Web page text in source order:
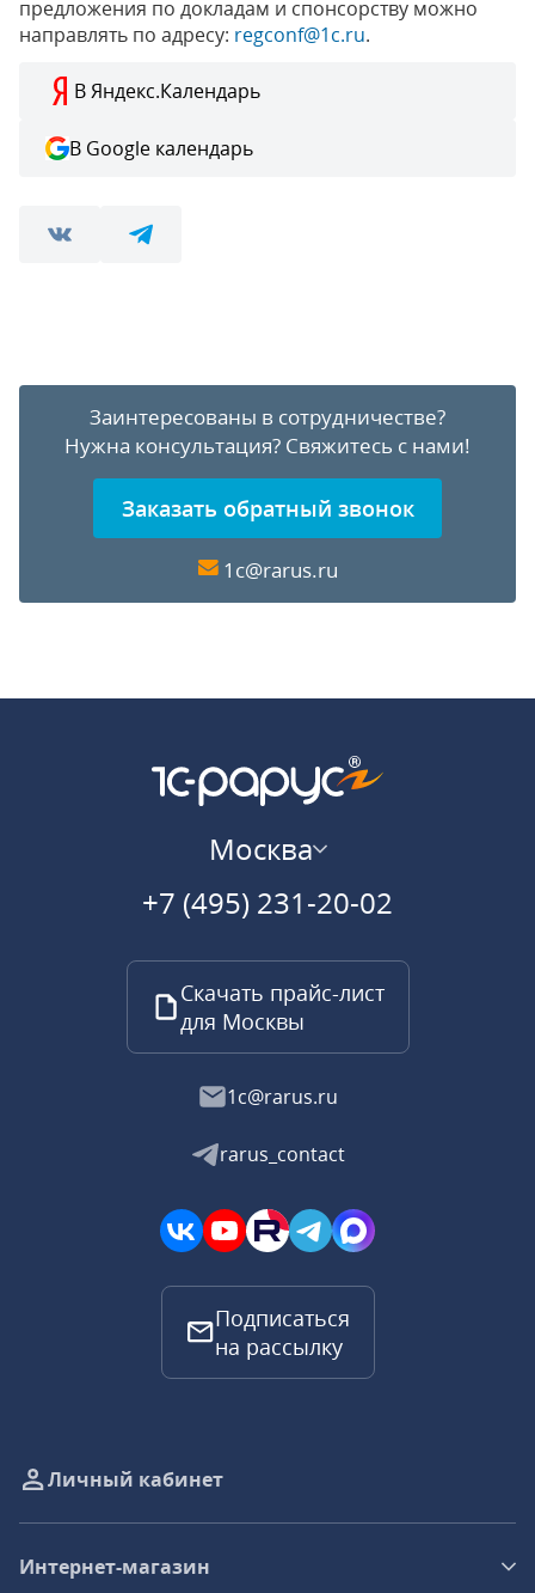
предложения по докладам и спонсорству можно
направлять по адресу: regconf@1c.ru.
В Яндекс.Календарь
В Google календарь
Заинтересованы в сотрудничестве?
Нужна консультация? Свяжитесь с нами!
Заказать обратный звонок
1c@rarus.ru
Москва
+7 (495) 231-20-02
Скачать прайс-лист
для Москвы
1c@rarus.ru
rarus_contact
Подписаться
на рассылку
Личный кабинет
Интернет-магазин